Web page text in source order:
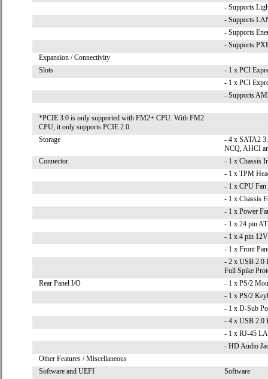
- Supports
- Supports
- Supports
- Supports
Expansion / Connectivity
Slots
- 1 x PCI
- 1 x PCI
- Supports
*PCIE 3.0 is only supported with FM2+ CPU. With FM2
CPU, it only supports PCIE 2.0.
Storage
- 4 x SATA2
NCQ, AHCI
Connector
- 1 x Chassis
- 1 x TPM
- 1 x CPU
- 1 x Chassis
- 1 x Power
- 1 x 24 pin
- 1 x 4 pin
- 1 x Front
- 2 x USB 2.0
Full Spike
Rear Panel I/O
- 1 x PS/2
- 1 x PS/2
- 1 x D-Sub
- 4 x USB 2.0
- 1 x RJ-45
- HD Audio
Other Features / Miscellaneous
Software and UEFI
Software